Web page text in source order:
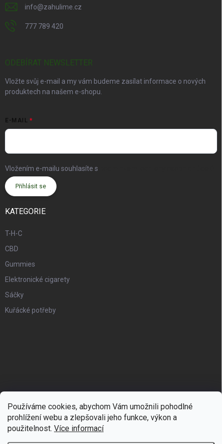
Používáme cookies, abychom Vám umožnili pohodlné
prohlížení webu a zlepšovali jeho funkce, výkon a
použitelnost. Více informací
info@zahulime.cz
777 789 420
ODEBÍRAT NEWSLETTER
Vložte svůj e-mail a my vám budeme zasílat informace o nových
produktech na našem e-shopu.
E-MAIL
Vložením e-mailu souhlasíte s
Přihlásit se
KATEGORIE
T-H-C
CBD
Gummies
Elektronické cigarety
Sáčky
Kuřácké potřeby